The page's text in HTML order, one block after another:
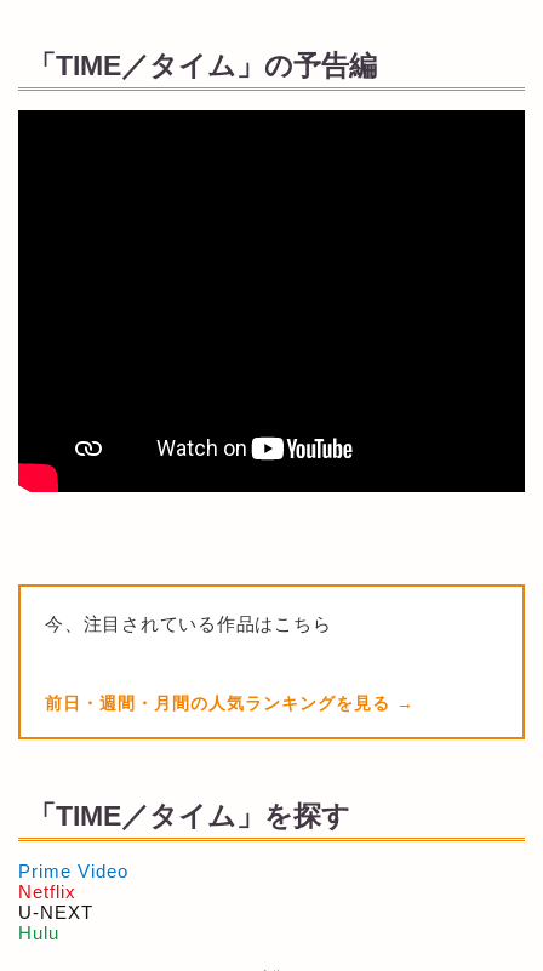
「TIME／タイム」の予告編
今、注目されている作品はこちら
前日・週間・月間の人気ランキングを見る
「TIME／タイム」を探す
Prime Video
Netflix
U-NEXT
Hulu